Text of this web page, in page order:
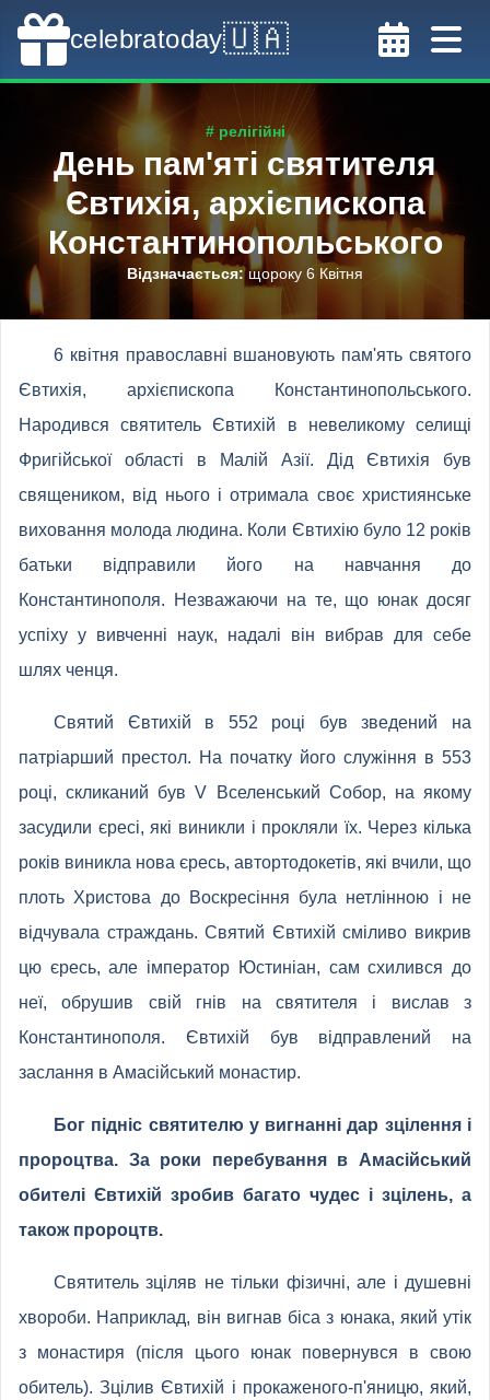
celebratoday🇺🇦
# релігійні
День пам'яті святителя
Євтихія, архієпископа
Константинопольського
Відзначається:щороку 6 Квітня
6 квітня православні вшановують пам'ять святого
Євтихія, архієпископа Константинопольського.
Народився святитель Євтихій в невеликому селищі
Фригійської області в Малій Азії. Дід Євтихія був
священиком, від нього і отримала своє християнське
виховання молода людина. Коли Євтихію було 12 років
батьки відправили його на навчання до
Константинополя. Незважаючи на те, що юнак досяг
успіху у вивченні наук, надалі він вибрав для себе
шлях ченця.
Святий Євтихій в 552 році був зведений на
патріарший престол. На початку його служіння в 553
році, скликаний був V Вселенський Собор, на якому
засудили єресі, які виникли і прокляли їх. Через кілька
років виникла нова єресь, автортодокетів, які вчили, що
плоть Христова до Воскресіння була нетлінною і не
відчувала страждань. Святий Євтихій сміливо викрив
цю єресь, але імператор Юстиніан, сам схилився до
неї, обрушив свій гнів на святителя і вислав з
Константинополя. Євтихій був відправлений на
заслання в Амасійський монастир.
Бог підніс святителю у вигнанні дар зцілення і
пророцтва. За роки перебування в Амасійський
обителі Євтихій зробив багато чудес і зцілень, а
також пророцтв.
Святитель зціляв не тільки фізичні, але і душевні
хвороби. Наприклад, він вигнав біса з юнака, який утік
з монастиря (після цього юнак повернувся в свою
обитель). Зцілив Євтихій і прокаженого-п'яницю, який,